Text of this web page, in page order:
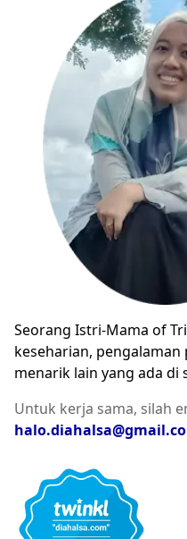
Seorang Istri-Mama of
keseharian,
menarik lain yang ada di
Untuk kerja sama, silah